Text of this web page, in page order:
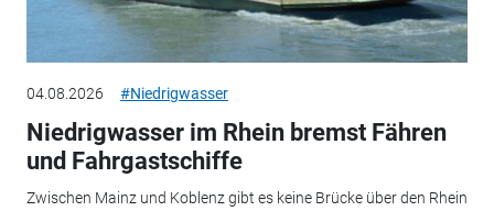
04.08.2026 #Niedrigwasser
Niedrigwasser im Rhein bremst Fähren
und Fahrgastschiffe
Zwischen Mainz und Koblenz gibt es keine Brücke über den Rhein